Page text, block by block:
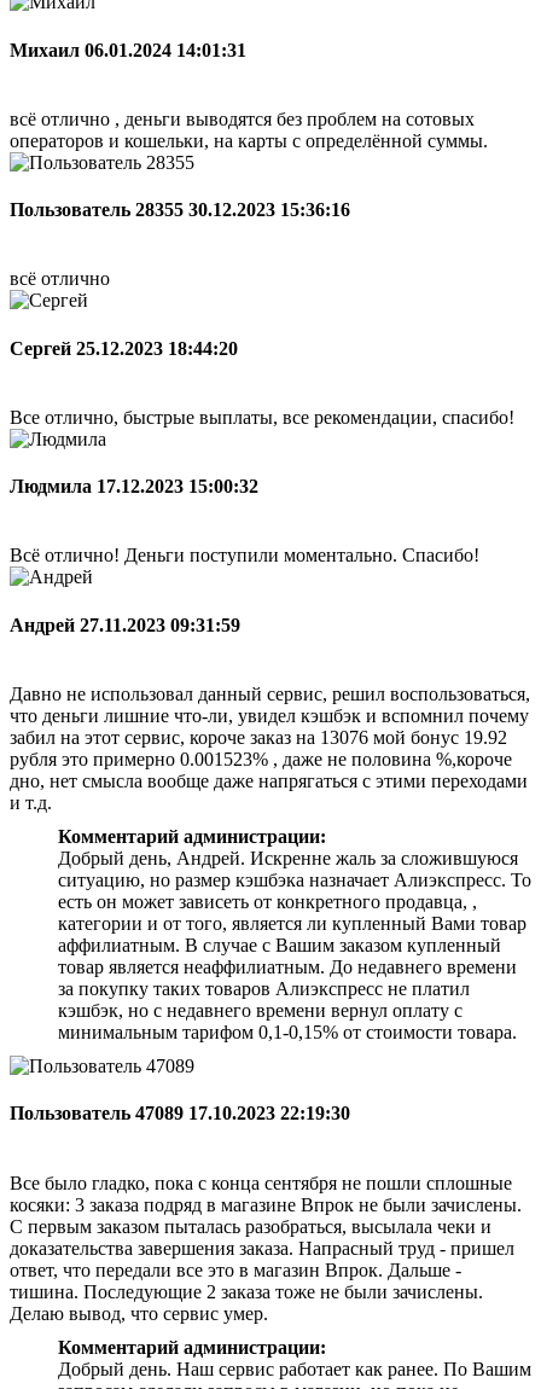
Михаил 06.01.2024 14:01:31
всё отлично , деньги выводятся без проблем на сотовых
операторов и кошельки, на карты с определённой суммы.
Пользователь 28355 30.12.2023 15:36:16
всё отлично
Сергей 25.12.2023 18:44:20
Все отлично, быстрые выплаты, все рекомендации, спасибо!
Людмила 17.12.2023 15:00:32
Всё отлично! Деньги поступили моментально. Спасибо!
Андрей 27.11.2023 09:31:59
Давно не использовал данный сервис, решил воспользоваться,
что деньги лишние что-ли, увидел кэшбэк и вспомнил почему
забил на этот сервис, короче заказ на 13076 мой бонус 19.92
рубля это примерно 0.001523% , даже не половина %,короче
дно, нет смысла вообще даже напрягаться с этими переходами
и т.д.
Комментарий администрации:
Добрый день, Андрей. Искренне жаль за сложившуюся
ситуацию, но размер кэшбэка назначает Алиэкспресс. То
есть он может зависеть от конкретного продавца, ,
категории и от того, является ли купленный Вами товар
аффилиатным. В случае с Вашим заказом купленный
товар является неаффилиатным. До недавнего времени
за покупку таких товаров Алиэкспресс не платил
кэшбэк, но с недавнего времени вернул оплату с
минимальным тарифом 0,1-0,15% от стоимости товара.
Пользователь 47089 17.10.2023 22:19:30
Все было гладко, пока с конца сентября не пошли сплошные
косяки: 3 заказа подряд в магазине Впрок не были зачислены.
С первым заказом пыталась разобраться, высылала чеки и
доказательства завершения заказа. Напрасный труд - пришел
ответ, что передали все это в магазин Впрок. Дальше -
тишина. Последующие 2 заказа тоже не были зачислены.
Делаю вывод, что сервис умер.
Комментарий администрации:
Добрый день. Наш сервис работает как ранее. По Вашим